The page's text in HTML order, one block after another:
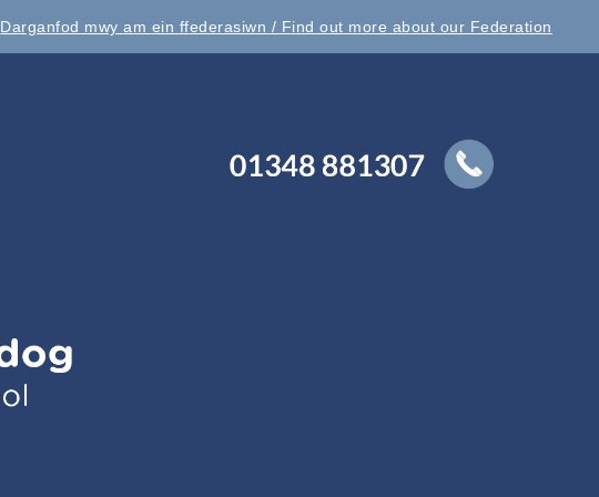
Darganfod mwy am ein ffederasiwn / Find out more about our Federation